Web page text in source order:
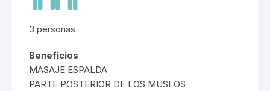
3 personas
Beneficios
MASAJE ESPALDA
PARTE POSTERIOR DE LOS MUSLOS